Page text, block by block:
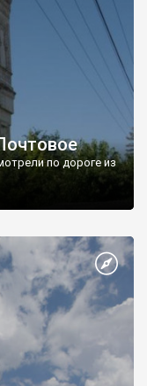
по дороге из